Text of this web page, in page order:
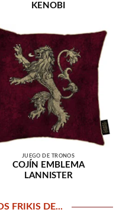
KENOBI
JUEGO DE TRONOS
COJÍN EMBLEMA
LANNISTER
FRIKIS DE...